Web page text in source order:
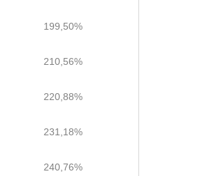
199,50%
210,56%
220,88%
231,18%
240,76%